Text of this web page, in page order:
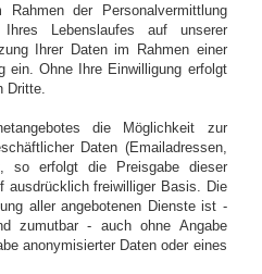
der Personalvermittlung
Lebenslaufes auf unserer
Ihrer Daten im Rahmen einer
ein. Ohne Ihre Einwilligung erfolgt
Dritte.
die Möglichkeit zur
Daten (Emailadressen,
so erfolgt die Preisgabe dieser
ausdrücklich freiwilliger Basis. Die
aller angebotenen Dienste ist -
zumutbar - auch ohne Angabe
anonymisierter Daten oder eines